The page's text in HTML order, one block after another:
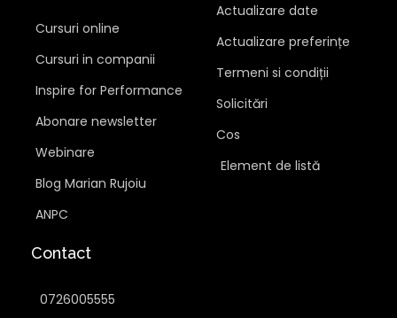
Cursuri online
Cursuri in companii
Inspire for Performance
Abonare newsletter
Webinare
Blog Marian Rujoiu
ANPC
Actualizare date
Actualizare preferințe
Termeni si condiții
Solicitări
Cos
Element de listă
Contact
0726005555